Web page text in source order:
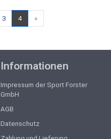
3 4 »
Informationen
Impressum der Sport Forster
GmbH
AGB
Datenschutz